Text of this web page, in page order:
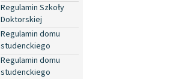
Regulamin Szkoły
Doktorskiej
Regulamin domu
studenckiego
Regulamin domu
studenckiego